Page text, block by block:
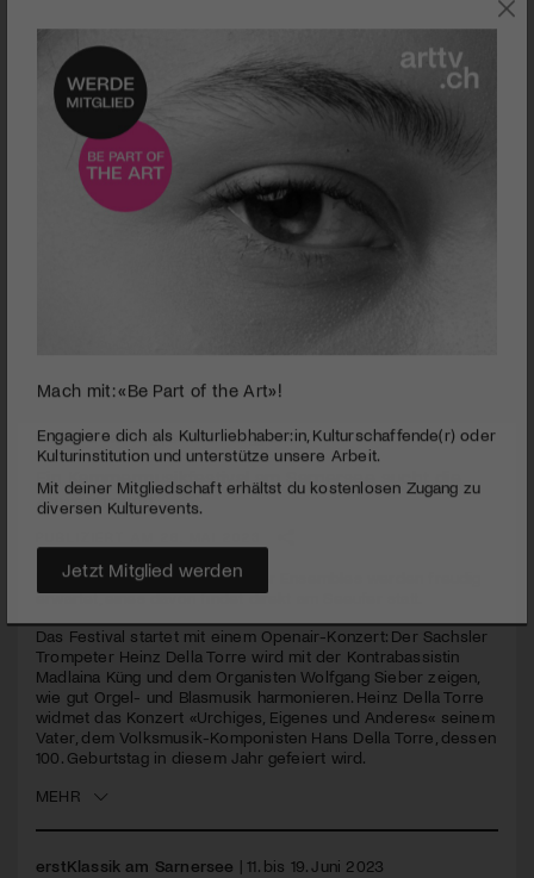
KLASSIK
Maximilian Hornung | © Marco Borggreve
Abwechslung
Fünf Konzerte unterschiedlicher Ensembles werden freudig
erwartet, eines davon findet direkt am Seeufer statt.
Das Festival startet mit einem Openair-Konzert: Der Sachsler
Trompeter Heinz Della Torre wird mit der Kontrabassistin
Madlaina Küng und dem Organisten Wolfgang Sieber zeigen,
wie gut Orgel- und Blasmusik harmonieren. Heinz Della Torre
widmet das Konzert «Urchiges, Eigenes und Anderes« seinem
Vater, dem Volksmusik-Komponisten Hans Della Torre, dessen
100. Geburtstag in diesem Jahr gefeiert wird.
MEHR
erstKlassik am Sarnersee | 11. bis 19. Juni 2023
Engagiere dich als Kulturliebhaber:in, Kulturschaffende(r) oder
Mit deiner Mitgliedschaft erhältst du kostenlosen Zugang zu
Jetzt Mitglied werden